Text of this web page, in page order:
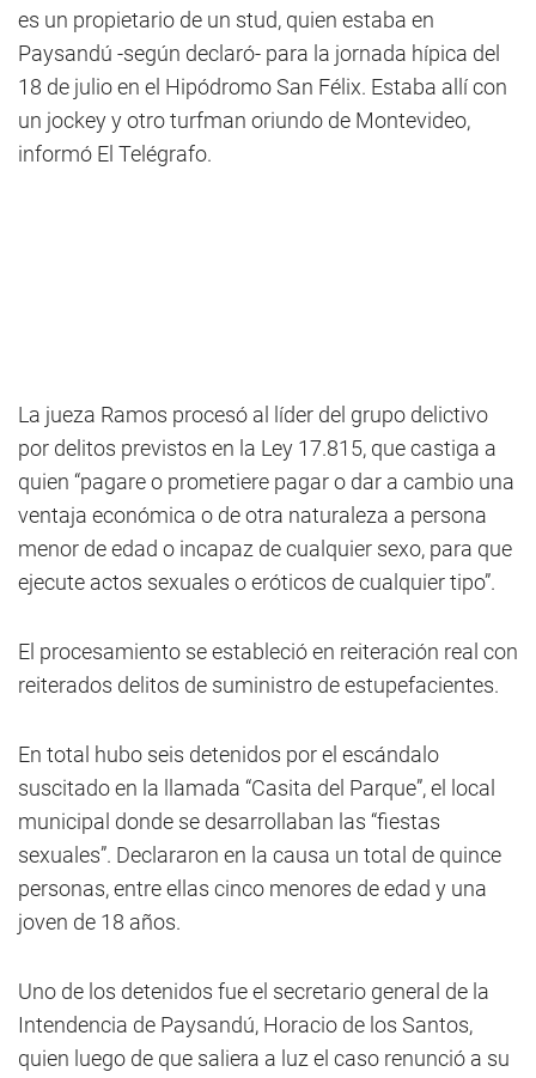
es un propietario de un stud, quien estaba en
Paysandú -según declaró- para la jornada hípica del
18 de julio en el Hipódromo San Félix. Estaba allí con
un jockey y otro turfman oriundo de Montevideo,
informó El Telégrafo.
La jueza Ramos procesó al líder del grupo delictivo
por delitos previstos en la Ley 17.815, que castiga a
quien “pagare o prometiere pagar o dar a cambio una
ventaja económica o de otra naturaleza a persona
menor de edad o incapaz de cualquier sexo, para que
ejecute actos sexuales o eróticos de cualquier tipo”.
El procesamiento se estableció en reiteración real con
reiterados delitos de suministro de estupefacientes.
En total hubo seis detenidos por el escándalo
suscitado en la llamada “Casita del Parque”, el local
municipal donde se desarrollaban las “fiestas
sexuales”. Declararon en la causa un total de quince
personas, entre ellas cinco menores de edad y una
joven de 18 años.
Uno de los detenidos fue el secretario general de la
Intendencia de Paysandú, Horacio de los Santos,
quien luego de que saliera a luz el caso renunció a su